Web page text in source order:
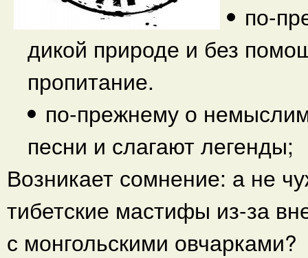
по-
дикой природе и без
пропитание.
по-прежнему о
песни и слагают легенды;
Возникает сомнение: а не
тибетские мастифы из-за
с монгольскими овчарками?